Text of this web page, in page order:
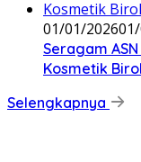
01/01/2026
‎Seragam
Kosmetik
Selengkapnya